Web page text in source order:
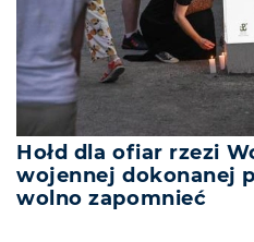
Hołd dla ofiar rzezi
wojennej dokonanej
wolno zapomnieć